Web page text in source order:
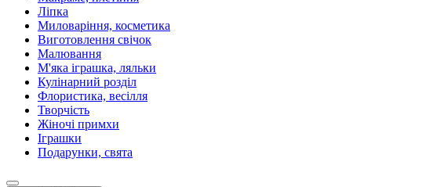
Ліпка
Миловаріння, косметика
Виготовлення свічок
Малювання
М'яка іграшка, ляльки
Кулінарний розділ
Флористика, весілля
Творчість
Жіночі примхи
Іграшки
Подарунки, свята